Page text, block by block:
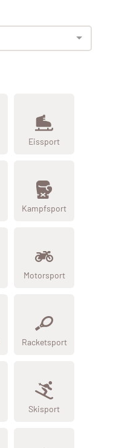
Eissport
Kampfsport
Motorsport
Racketsport
Skisport